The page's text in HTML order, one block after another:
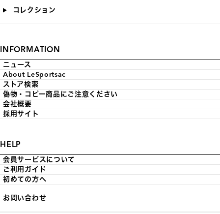
コレクション
INFORMATION
ニュース
About LeSportsac
ストア検索
偽物・コピー商品にご注意ください
会社概要
採用サイト
HELP
会員サービスについて
ご利用ガイド
初めての方へ
お問い合わせ